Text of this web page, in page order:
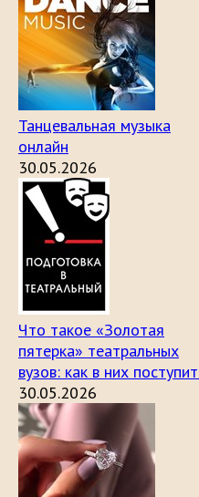
Танцевальная музыка
онлайн
30.05.2026
Что такое «Золотая
пятерка» театральных
вузов: как в них
30.05.2026